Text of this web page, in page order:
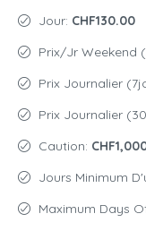
Jour: CHF130.00
Prix/jr Weekend
Prix Journalier
Prix Journalier
Caution:
Jours Minimum
Maximum Days